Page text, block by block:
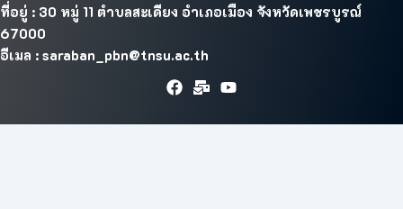
ที่อยู่ : 30 หมู่ 11 ตำบลสะเดียง อำเภอเมือง จังหวัดเพชรบูรณ์
67000
อีเมล : saraban_pbn@tnsu.ac.th